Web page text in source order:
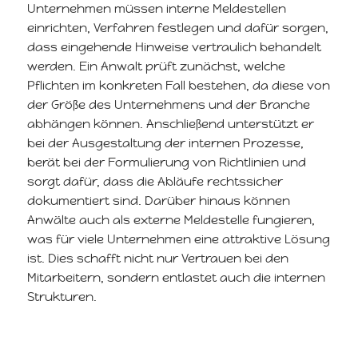
Unternehmen müssen interne Meldestellen
einrichten, Verfahren festlegen und dafür sorgen,
dass eingehende Hinweise vertraulich behandelt
werden. Ein Anwalt prüft zunächst, welche
Pflichten im konkreten Fall bestehen, da diese von
der Größe des Unternehmens und der Branche
abhängen können. Anschließend unterstützt er
bei der Ausgestaltung der internen Prozesse,
berät bei der Formulierung von Richtlinien und
sorgt dafür, dass die Abläufe rechtssicher
dokumentiert sind. Darüber hinaus können
Anwälte auch als externe Meldestelle fungieren,
was für viele Unternehmen eine attraktive Lösung
ist. Dies schafft nicht nur Vertrauen bei den
Mitarbeitern, sondern entlastet auch die internen
Strukturen.